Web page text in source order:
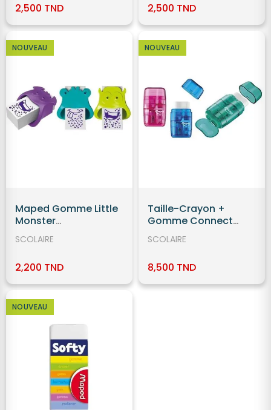
2,500 TND 2,500 TND
NOUVEAU
Maped Gomme Little
Monster
Rechargeable
SCOLAIRE
2,200 TND
NOUVEAU
Taille-Crayon +
Gomme Connect
Translu 2 Trous
MAPED
SCOLAIRE
8,500 TND
NOUVEAU